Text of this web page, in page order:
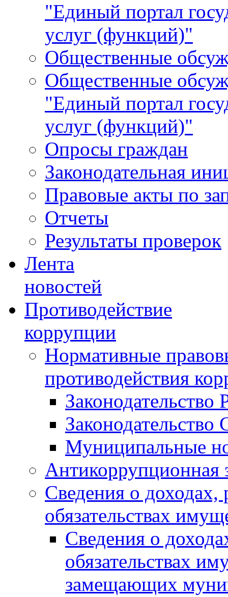
"Единый портал
услуг (функций)"
Общественные
Общественные
"Единый портал
услуг (функций)"
Опросы граждан
Законодательная
Правовые акты по
Отчеты
Результаты проверок
Лента
новостей
Противодействие
коррупции
Нормативные
противодействия
Законодательство
Муниципальные
Антикоррупционная
Сведения о доходах,
обязательствах
Сведения о
обязательствах
замещающих